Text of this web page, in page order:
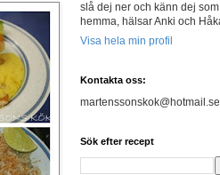
slå dej ner och känn dej som
hemma, hälsar Anki och
Visa hela min profil
Kontakta oss:
martenssonskok@hotmail.se
Sök efter recept